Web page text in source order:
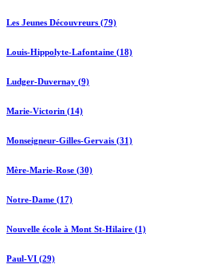
Les Jeunes Découvreurs (79)
Louis-Hippolyte-Lafontaine (18)
Ludger-Duvernay (9)
Marie-Victorin (14)
Monseigneur-Gilles-Gervais (31)
Mère-Marie-Rose (30)
Notre-Dame (17)
Nouvelle école à Mont St-Hilaire (1)
Paul-VI (29)